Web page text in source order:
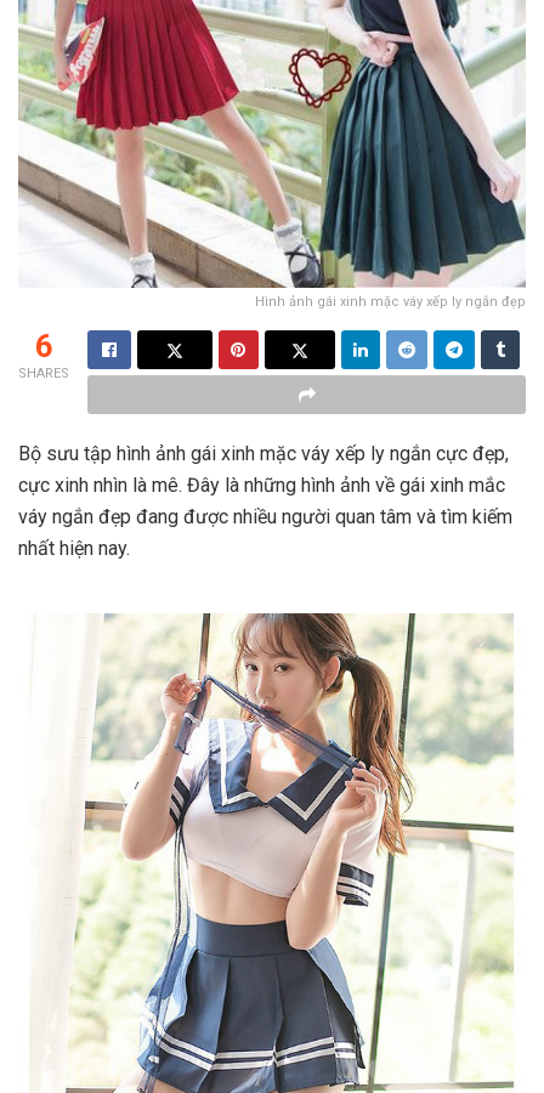
Hình ảnh gái xinh mặc váy xếp ly ngắn đẹp
6
SHARES
Bộ sưu tập hình ảnh gái xinh mặc váy xếp ly ngắn cực đẹp,
cực xinh nhìn là mê. Đây là những hình ảnh về gái xinh mắc
váy ngắn đẹp đang được nhiều người quan tâm và tìm kiếm
nhất hiện nay.